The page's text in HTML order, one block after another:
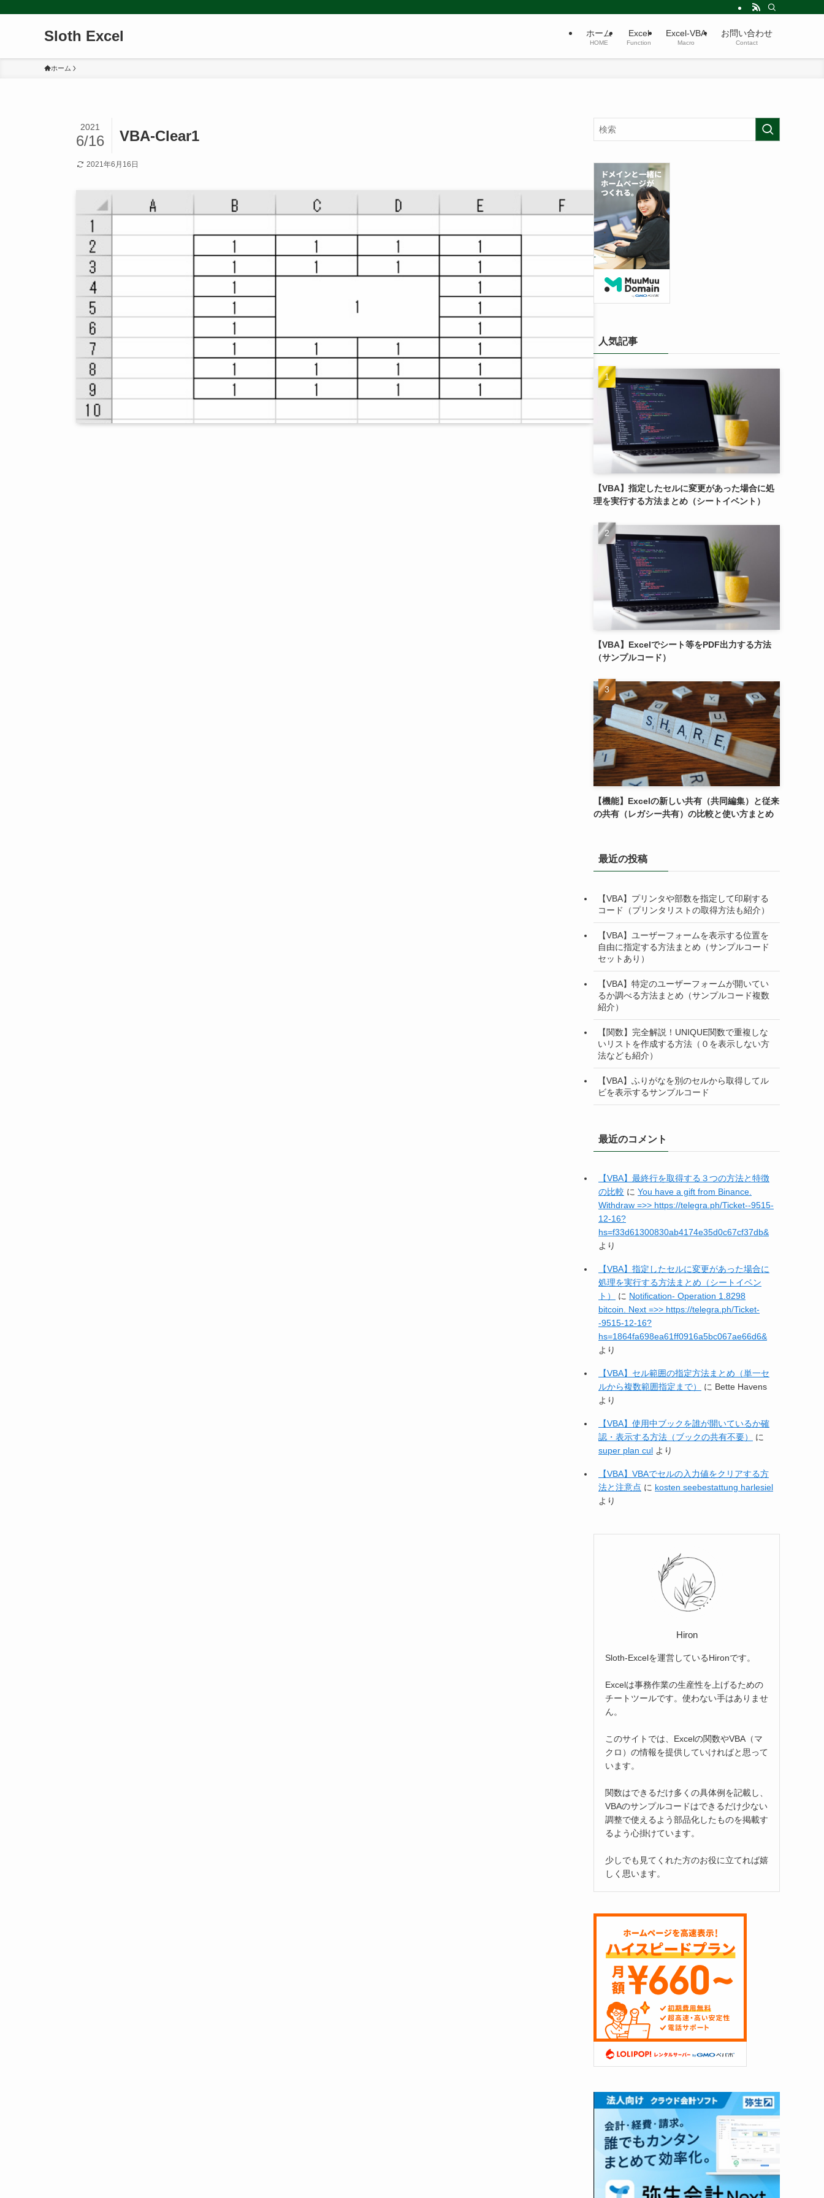
Sloth Excel ホーム
HOME
Excel
Function
Excel-VBA
Macro
お問い合わせ
Contact
ホーム
VBA-Clear1
2021
6/16
2021年6月16日
人気記事
【VBA】指定したセルに変更があった場合に処
理を実行する方法まとめ（シートイベント）
【VBA】Excelでシート等をPDF出力する方法
（サンプルコード）
【機能】Excelの新しい共有（共同編集）と従来
の共有（レガシー共有）の比較と使い方まとめ
最近の投稿
【VBA】プリンタや部数を指定して印刷する
コード（プリンタリストの取得方法も紹介）
【VBA】ユーザーフォームを表示する位置を
自由に指定する方法まとめ（サンプルコード
セットあり）
【VBA】特定のユーザーフォームが開いてい
るか調べる方法まとめ（サンプルコード複数
紹介）
【関数】完全解説！UNIQUE関数で重複しな
いリストを作成する方法（０を表示しない方
法なども紹介）
【VBA】ふりがなを別のセルから取得してル
ビを表示するサンプルコード
最近のコメント
【VBA】最終行を取得する３つの方法と特徴
の比較 に You have a gift from Binance.
Withdrаw =>> https://telegra.ph/Ticket--9515-
12-16?
hs=f33d61300830ab4174e35d0c67cf37db&
より
【VBA】指定したセルに変更があった場合に
処理を実行する方法まとめ（シートイベン
ト）
に Notification- Operation 1.8298
bitcoin. Next =>> https://telegra.ph/Ticket-
-9515-12-16?
hs=1864fa698ea61ff0916a5bc067ae66d6&
より
【VBA】セル範囲の指定方法まとめ（単一セ
ルから複数範囲指定まで）
に Bette Havens
より
【VBA】使用中ブックを誰が開いているか確
認・表示する方法（ブックの共有不要）
に
super plan cul より
【VBA】VBAでセルの入力値をクリアする方
法と注意点 に kosten seebestattung harlesiel
より
Hiron
Sloth-Excelを運営しているHironです。
Excelは事務作業の生産性を上げるための
チートツールです。使わない手はありませ
ん。
このサイトでは、Excelの関数やVBA（マ
クロ）の情報を提供していければと思って
います。
関数はできるだけ多くの具体例を記載し、
VBAのサンプルコードはできるだけ少ない
調整で使えるよう部品化したものを掲載す
るよう心掛けています。
少しでも見てくれた方のお役に立てれば嬉
しく思います。